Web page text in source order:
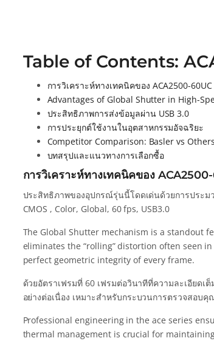
Table of Contents:
การวิเคราะห์ทางเทคนิคของ ACA2500-60UC
Advantages of Global Shutter in High-
ประสิทธิภาพการส่งข้อมูลผ่าน USB 3.0
การประยุกต์ใช้งานในอุตสาหกรรมอัจฉริยะ
Competitor Comparison: Basler vs Others
บทสรุปและแนวทางการเลือกซื้อ
การวิเคราะห์ทางเทคนิคของ
ประสิทธิภาพของอุปกรณ์รุ่นนี้โดดเด่นด้วยการประ
CMOS , Color, Global, 60 fps, USB3.0
The Global Shutter mechanism is a standout
eliminates the “rolling” distortion often seen
perfect geometric integrity of every frame.
ด้วยอัตราเฟรมที่ 60 เฟรมต่อวินาทีที่ความละเอียด
อย่างต่อเนื่อง เหมาะสำหรับกระบวนการตรวจสอบ
Professional engineering in the ace series
thermal management is crucial for